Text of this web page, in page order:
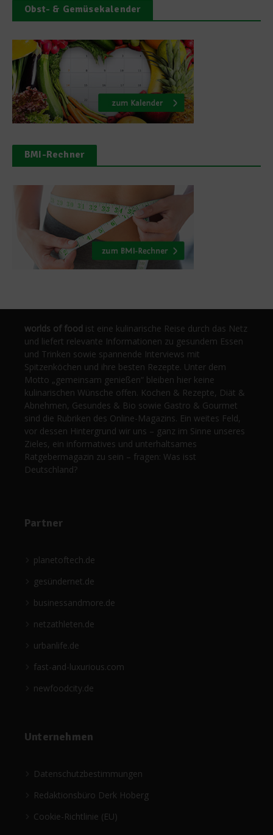
Obst- & Gemüsekalender
BMI-Rechner
worlds of food ist eine kulinarische Reise durch das Netz
und liefert relevante Informationen zu gesundem Essen
und Trinken sowie spannende Interviews mit
Spitzenköchen und ihre besten Rezepte. Unter dem
Motto „gemeinsam genießen“ bleiben hier keine
kulinarischen Wünsche offen. Kochen & Rezepte, Diät &
Abnehmen, Gesundes & Bio sowie Gastro & Gourmet
sind die Rubriken des Online-Magazins. Ein weites Feld,
vor dessen Hintergrund wir uns – ganz im Sinne unseres
Zieles, ein informatives und unterhaltsames
Ratgebermagazin zu sein – fragen: Was isst
Deutschland?
Partner
planetoftech.de
gesündernet.de
businessandmore.de
netzathleten.de
urbanlife.de
fast-and-luxurious.com
newfoodcity.de
Unternehmen
Datenschutzbestimmungen
Redaktionsbüro Derk Hoberg
Cookie-Richtlinie (EU)